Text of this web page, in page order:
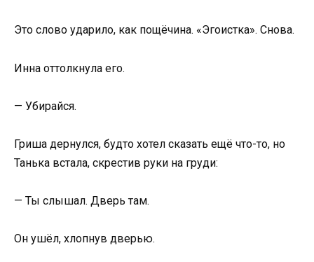
Это слово ударило, как пощёчина. «Эгоистка». Снова.
Инна оттолкнула его.
— Убирайся.
Гриша дернулся, будто хотел сказать ещё что-то, но
Танька встала, скрестив руки на груди:
— Ты слышал. Дверь там.
Он ушёл, хлопнув дверью.